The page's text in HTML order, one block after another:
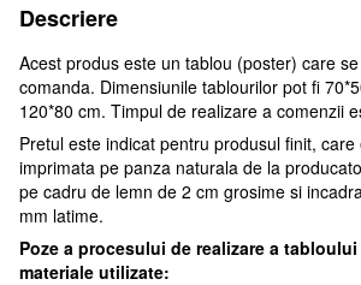
Descriere
Acest produs este un tablou (poster) care
comanda. Dimensiunile tablourilor pot fi
120*80 cm. Timpul de realizare a comenzii
Pretul este indicat pentru produsul finit,
imprimata pe panza naturala de la
pe cadru de lemn de 2 cm grosime si
mm latime.
Poze a procesului de realizare a
materiale utilizate: